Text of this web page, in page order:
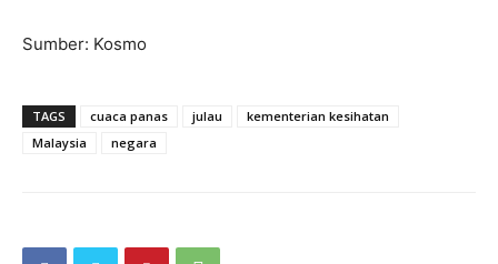
Sumber: Kosmo
TAGS cuaca panas julau
kementerian kesihatan
Malaysia
negara